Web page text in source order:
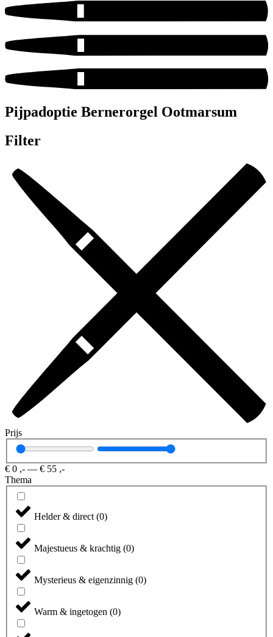
Pijpadoptie Bernerorgel Ootmarsum
Filter
Prijs
€ 0 ,- — € 55 ,-
Thema
Helder & direct (0)
Majestueus & krachtig (0)
Mysterieus & eigenzinnig (0)
Warm & ingetogen (0)